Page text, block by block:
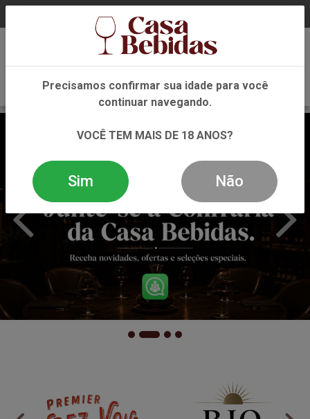
Precisamos confirmar sua idade para você
continuar navegando.
VOCÊ TEM MAIS DE 18 ANOS?
Sim Não